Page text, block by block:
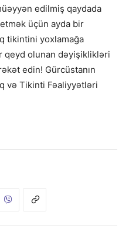
edilmiş qaydada
üçün ayda bir
tikintini yoxlamağa
qeyd olunan dəyişiklikləri
edin! Gürcüstanın
və Tikinti Fəaliyyətləri